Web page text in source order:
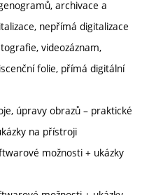
archivace a
nepřímá digitalizace
videozáznam,
folie, přímá digitální
úpravy obrazů – praktické
na přístroji
možnosti + ukázky